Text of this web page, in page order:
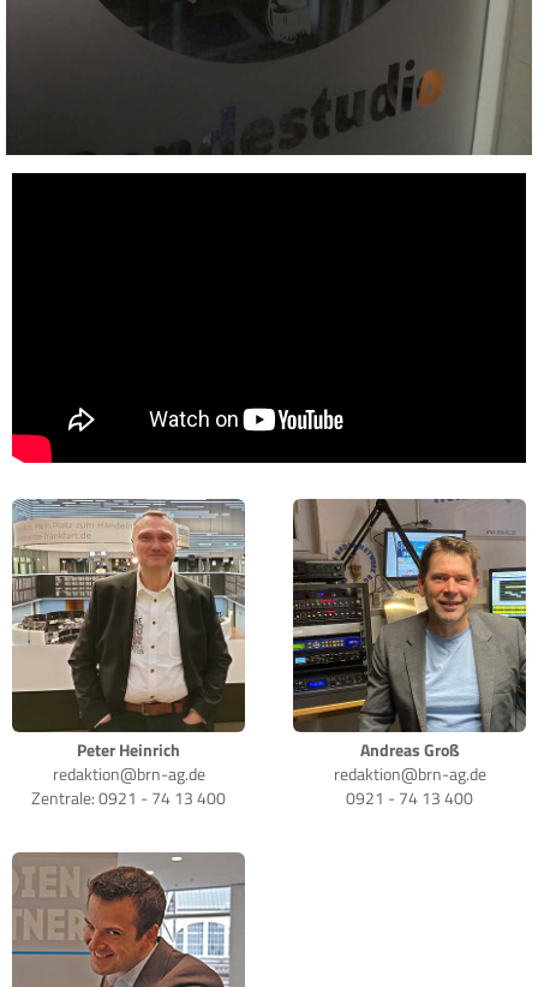
Peter Heinrich
redaktion@brn-ag.de
Zentrale: 0921 - 74 13 400
Andreas Groß
redaktion@brn-ag.de
0921 - 74 13 400